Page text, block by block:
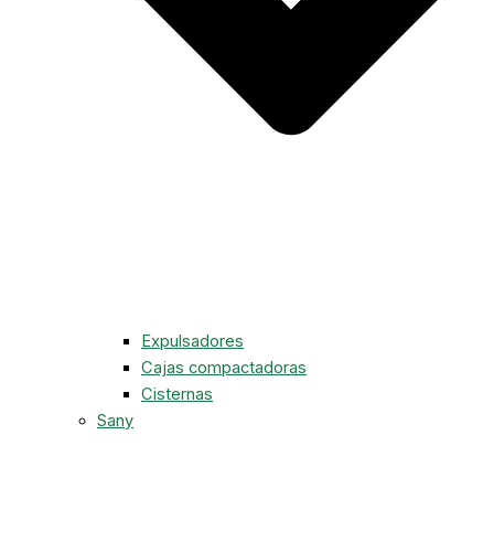
Expulsadores
Cajas compactadoras
Cisternas
Sany